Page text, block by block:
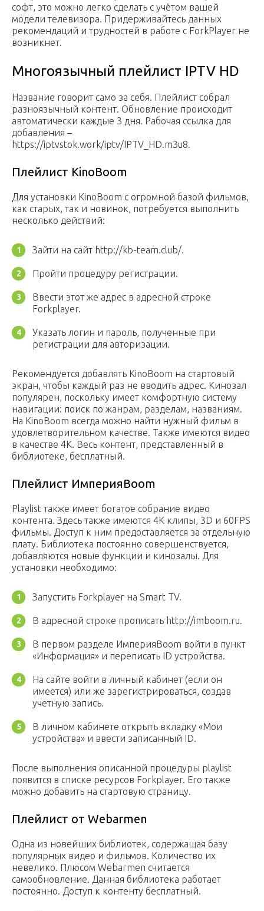
софт, это можно легко сделать с учётом вашей
модели телевизора. Придерживайтесь данных
рекомендаций и трудностей в работе с ForkPlayer не
возникнет.
Многоязычный плейлист IPTV HD
Название говорит само за себя. Плейлист собрал
разноязычный контент. Обновление происходит
автоматически каждые 3 дня. Рабочая ссылка для
добавления –
https://iptvstok.work/iptv/IPTV_HD.m3u8.
Плейлист KinoBoom
Для установки KinoBoom с огромной базой фильмов,
как старых, так и новинок, потребуется выполнить
несколько действий:
Зайти на сайт http://kb-team.club/.
Пройти процедуру регистрации.
Ввести этот же адрес в адресной строке
Forkplayer.
Указать логин и пароль, полученные при
регистрации для авторизации.
Рекомендуется добавлять KinoBoom на стартовый
экран, чтобы каждый раз не вводить адрес. Кинозал
популярен, поскольку имеет комфортную систему
навигации: поиск по жанрам, разделам, названиям.
На KinoBoom всегда можно найти нужный фильм в
удовлетворительном качестве. Также имеются видео
в качестве 4К. Весь контент, представленный в
библиотеке, бесплатный.
Плейлист ИмперияBoom
Playlist также имеет богатое собрание видео
контента. Здесь также имеются 4К клипы, 3D и 60FPS
фильмы. Доступ к ним предоставляется за отдельную
плату. Библиотека постоянно совершенствуется,
добавляются новые функции и кинозалы. Для
установки необходимо:
Запустить Forkplayer на Smart TV.
В адресной строке прописать http://imboom.ru.
В первом разделе ИмперияBoom войти в пункт
«Информация» и переписать ID устройства.
На сайте войти в личный кабинет (если он
имеется) или же зарегистрироваться, создав
учетную запись.
В личном кабинете открыть вкладку «Мои
устройства» и ввести записанный ID.
После выполнения описанной процедуры playlist
появится в списке ресурсов Forkplayer. Его также
можно добавить на стартовую страницу.
Плейлист от Webarmen
Одна из новейших библиотек, содержащая базу
популярных видео и фильмов. Количество их
невелико. Плюсом Webarmen считается
самообновление. Данная библиотека работает
постоянно. Доступ к контенту бесплатный.